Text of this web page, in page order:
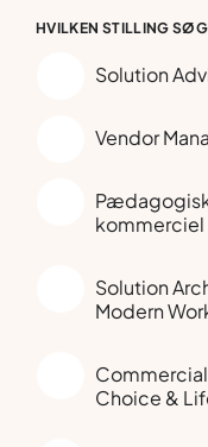
HVILKEN STILLING
Solution
Vendor
kommerciel
Solution
Modern
Choice &